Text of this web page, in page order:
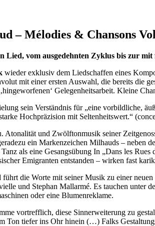
– Mélodies & Chansons
Lied, vom ausgedehnten Zyklus bis zur
wieder exklusiv dem Liedschaffen eines
mit einer ersten Auswahl, die bereits die
Gelegenheitsarbeit. Kleine
sein Verständnis für „eine vorbildliche,
Hochpräzision mit Seltenheitswert.“
Atonalität und Zwölftonmusik seiner
ein Markenzeichen Milhauds –
als eine Gesangsübung In „Dans les
Emigranten entstanden – wirken fast
die Worte mit seiner Musik zu einer
und Stephan Mallarmé. Es tauchen unter
oder eine Blumenreklame.
vortrefflich, diese Sinnerweiterung zu
Ton tiefer ins Ohr hinein (…) Falks